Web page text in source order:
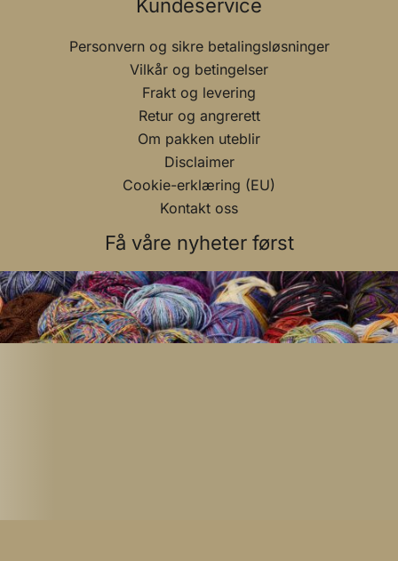
Kundeservice
Personvern og sikre betalingsløsninger
Vilkår og betingelser
Frakt og levering
Retur og angrerett
Om pakken uteblir
Disclaimer
Cookie-erklæring (EU)
Kontakt oss
Få våre nyheter først